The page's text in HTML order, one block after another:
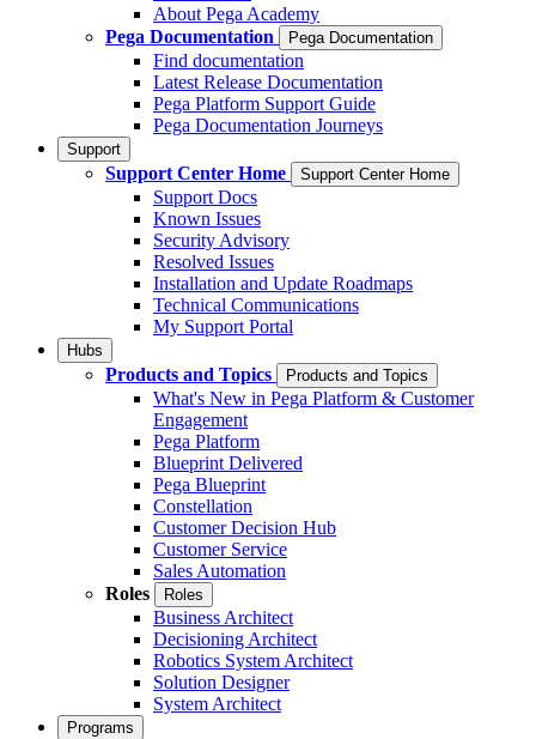
About Pega Academy
Pega Documentation
Pega Documentation
Find documentation
Latest Release Documentation
Pega Platform Support Guide
Pega Documentation Journeys
Support
Support Center Home Support Center Home
Support Docs
Known Issues
Security Advisory
Resolved Issues
Installation and Update Roadmaps
Technical Communications
My Support Portal
Hubs
Products and Topics Products and Topics
What's New in Pega Platform & Customer
Engagement
Pega Platform
Blueprint Delivered
Pega Blueprint
Constellation
Customer Decision Hub
Customer Service
Sales Automation
Roles
Roles
Business Architect
Decisioning Architect
Robotics System Architect
Solution Designer
System Architect
Programs